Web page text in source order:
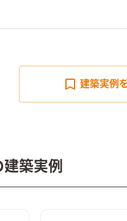
建築実例
築実例